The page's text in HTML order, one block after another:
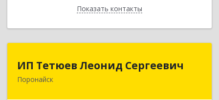
Показать контакты
Назад
ИП Тетюев Леонид Сергеевич
Поронайск
694242, Сахалинская обл, Поронайск г, Фрунзе